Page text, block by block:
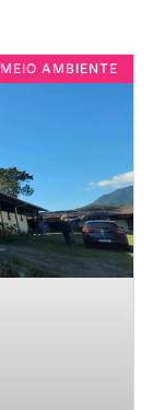
MEIO AMBIENTE